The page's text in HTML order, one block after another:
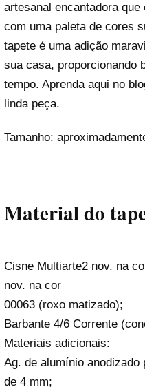
artesanal encantadora
com uma paleta de cores
tapete é uma adição
sua casa, proporcionando
tempo. Aprenda aqui no
linda peça.
Tamanho:
Material do
Cisne Multiarte2 nov. na
nov. na cor
00063 (roxo matizado);
Barbante 4/6 Corrente
Materiais adicionais:
Ag. de alumínio
de 4 mm;